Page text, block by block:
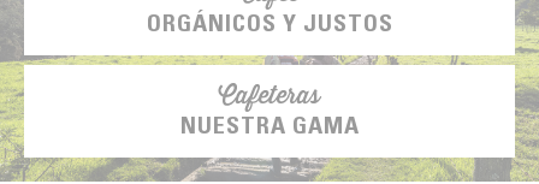
ORGÁNICOS Y JUSTOS
Cafeteras
NUESTRA GAMA